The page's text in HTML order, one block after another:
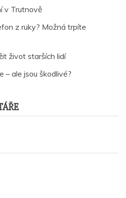
v Trutnově
z ruky? Možná trpíte
život starších lidí
– ale jsou škodlivé?